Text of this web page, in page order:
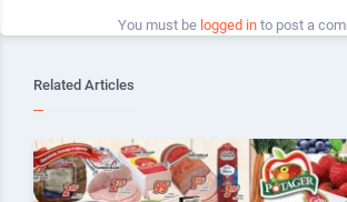
You must be logged into post a
Related Articles